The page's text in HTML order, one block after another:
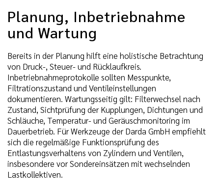
Planung, Inbetriebnahme
und Wartung
Bereits in der Planung hilft eine holistische Betrachtung
von Druck-, Steuer- und Rücklaufkreis.
Inbetriebnahmeprotokolle sollten Messpunkte,
Filtrationszustand und Ventileinstellungen
dokumentieren. Wartungsseitig gilt: Filterwechsel nach
Zustand, Sichtprüfung der Kupplungen, Dichtungen und
Schläuche, Temperatur- und Geräuschmonitoring im
Dauerbetrieb. Für Werkzeuge der Darda GmbH empfiehlt
sich die regelmäßige Funktionsprüfung des
Entlastungsverhaltens von Zylindern und Ventilen,
insbesondere vor Sondereinsätzen mit wechselnden
Lastkollektiven.